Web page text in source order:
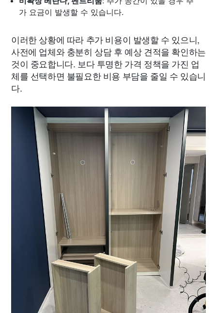
가 요금이 발생할 수 있습니다.
이러한 상황에 따라 추가 비용이 발생할 수 있으니,
사전에 업체와 충분히 상담 후 예상 견적을 확인하는
것이 중요합니다. 보다 투명한 가격 정책을 가진 업
체를 선택하면 불필요한 비용 부담을 줄일 수 있습니
다.